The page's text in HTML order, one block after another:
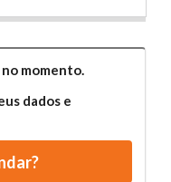
momento.
dados e